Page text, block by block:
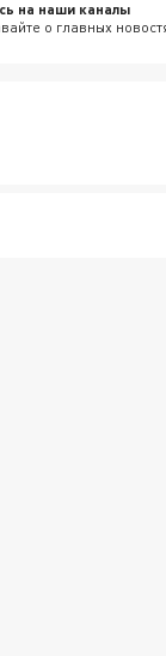
на наши каналы
о главных